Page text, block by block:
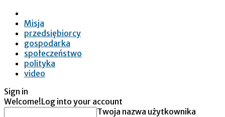
Misja
przedsiębiorcy
gospodarka
społeczeństwo
polityka
video
Sign in
Welcome!Log into your account
Twoja nazwa użytkownika